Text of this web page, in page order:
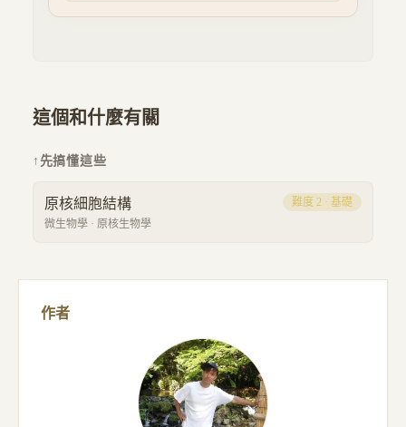
這個和什麼有關
↑ 先搞懂這些
原核細胞結構
微生物學 · 原核生物學
難度 2 · 基礎
作者